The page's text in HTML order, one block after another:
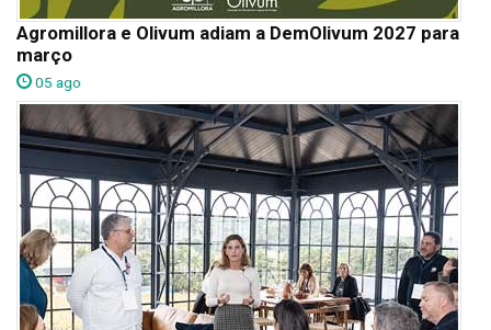
Agromillora e Olivum adiam a DemOlivum 2027 para
março
05 ago